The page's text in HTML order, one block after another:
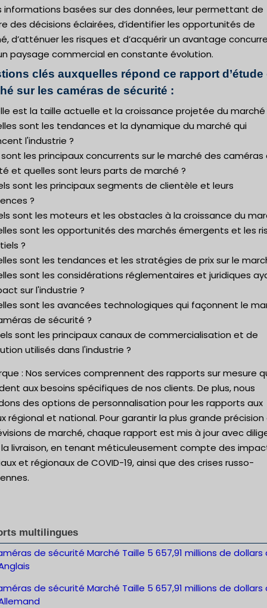
informations basées sur des données, leur permettant de
des décisions éclairées, d’identifier les opportunités de
d’atténuer les risques et d’acquérir un avantage
paysage commercial en constante évolution.
clés auxquelles répond ce rapport d’étude
sur les caméras de sécurité :
est la taille actuelle et la croissance projetée du marché
sont les tendances et la dynamique du marché qui
l'industrie ?
les principaux concurrents sur le marché des caméras
et quelles sont leurs parts de marché ?
sont les principaux segments de clientèle et leurs
?
sont les moteurs et les obstacles à la croissance du
sont les opportunités des marchés émergents et les
?
sont les tendances et les stratégies de prix sur le
sont les considérations réglementaires et juridiques
sur l'industrie ?
sont les avancées technologiques qui façonnent le
de sécurité ?
sont les principaux canaux de commercialisation et de
utilisés dans l'industrie ?
: Nos services comprennent des rapports sur mesure
aux besoins spécifiques de nos clients. De plus, nous
des options de personnalisation pour les rapports aux
régional et national. Pour garantir la plus grande précision
de marché, chaque rapport est mis à jour avec
livraison, en tenant méticuleusement compte des
et régionaux de COVID-19, ainsi que des crises russo-
multilingues
de sécurité Marché Taille 5 657,91 millions de dollars
de sécurité Marché Taille 5 657,91 millions de dollars